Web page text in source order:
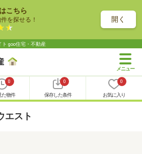
こちら
を探せる！ 開く
ト goo住宅・不動産
0
た物件
0
保存した条件
0
お気に入り
エスト